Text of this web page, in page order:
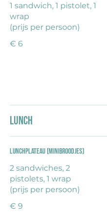
1 sandwich, 1 pistolet, 1
wrap
(prijs per persoon)
€ 6
Lunch
Lunchplateau (minibroodjes)
2 sandwiches, 2
pistolets, 1 wrap
(prijs per persoon)
€ 9